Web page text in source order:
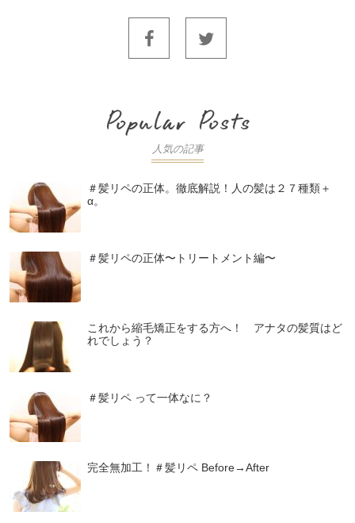
人気の記事
＃髪リペの正体。徹底解説！人の髪は２７種類＋
α。
＃髪リペの正体〜トリートメント編〜
これから縮毛矯正をする方へ！ アナタの髪質はど
れでしょう？
＃髪リペ って一体なに？
完全無加工！＃髪リペ Before→After